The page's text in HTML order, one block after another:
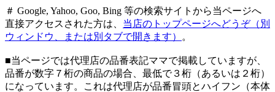
＃ Google, Yahoo, Goo, Bing 等の検索サイトから当ページへ
直接アクセスされた方は、 当店のトップページへどうぞ（別
ウィンドウ、または別タブで開きます）
。
■当ページでは代理店の品番表記ママで掲載していますが、
品番が数字７桁の商品の場合、最低で３桁（あるいは２桁）
になっています。これは代理店が品番冒頭とハイフン（本体